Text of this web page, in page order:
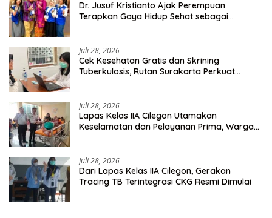
Dr. Jusuf Kristianto Ajak Perempuan
Terapkan Gaya Hidup Sehat sebagai
Juli 28, 2026
Cek Kesehatan Gratis dan Skrining
Tuberkulosis, Rutan Surakarta Perkuat
Juli 28, 2026
Lapas Kelas IIA Cilegon Utamakan
Keselamatan dan Pelayanan Prima, Warga
Juli 28, 2026
Dari Lapas Kelas IIA Cilegon, Gerakan
Tracing TB Terintegrasi CKG Resmi Dimulai